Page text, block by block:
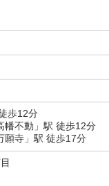
歩12分
幡不動」駅 徒歩12分
願寺」駅 徒歩17分